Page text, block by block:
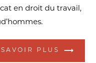
en droit du travail,
PLUS